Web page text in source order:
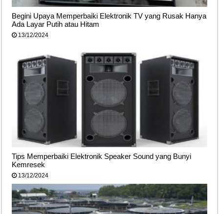
Begini Upaya Memperbaiki Elektronik TV yang Rusak Hanya
Ada Layar Putih atau Hitam
13/12/2024
Tips Memperbaiki Elektronik Speaker Sound yang Bunyi
Kemresek
13/12/2024